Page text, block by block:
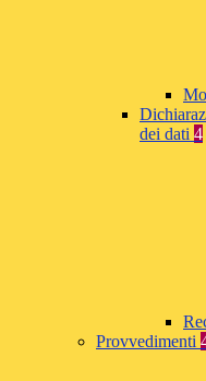
dei dati 4
Provvedimenti